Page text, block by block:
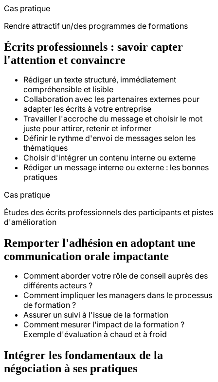
Cas pratique
Rendre attractif un/des programmes de formations
Écrits professionnels : savoir capter
l'attention et convaincre
Rédiger un texte structuré, immédiatement
compréhensible et lisible
Collaboration avec les partenaires externes pour
adapter les écrits à votre entreprise
Travailler l'accroche du message et choisir le mot
juste pour attirer, retenir et informer
Définir le rythme d'envoi de messages selon les
thématiques
Choisir d'intégrer un contenu interne ou externe
Rédiger un message interne ou externe : les bonnes
pratiques
Cas pratique
Études des écrits professionnels des participants et pistes
d'amélioration
Remporter l'adhésion en adoptant une
communication orale impactante
Comment aborder votre rôle de conseil auprès des
différents acteurs ?
Comment impliquer les managers dans le processus
de formation ?
Assurer un suivi à l'issue de la formation
Comment mesurer l'impact de la formation ?
Exemple d'évaluation à chaud et à froid
Intégrer les fondamentaux de la
négociation à ses pratiques